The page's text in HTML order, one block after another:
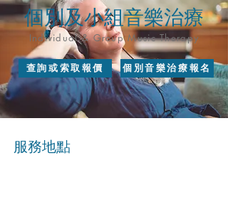
個別及小組音樂治療
Individual & Group Music Therapy
個別音樂治療報名
查詢或索取報價
服務地點